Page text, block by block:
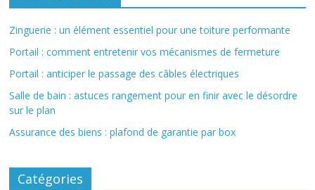
Zinguerie : un élément essentiel pour une toiture performante
Portail : comment entretenir vos mécanismes de fermeture
Portail : anticiper le passage des câbles électriques
Salle de bain : astuces rangement pour en finir avec le désordre
sur le plan
Assurance des biens : plafond de garantie par box
Catégories